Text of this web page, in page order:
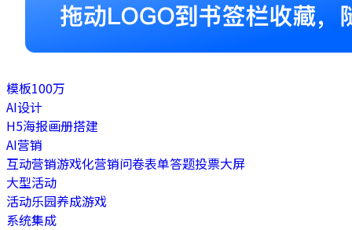
模板100万
AI设计
H5海报画册搭建
AI营销
互动营销游戏化营销问卷表单答题投票大屏
大型活动
活动乐园养成游戏
系统集成